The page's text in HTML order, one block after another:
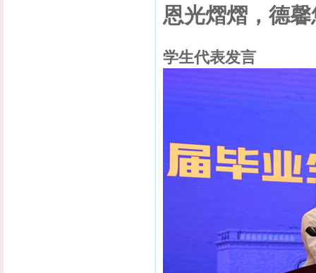
恩光熠熠，德
学生代表发言